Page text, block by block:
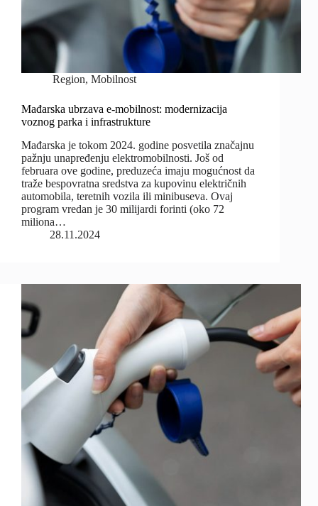
Region,Mobilnost
Mađarska ubrzava e-mobilnost: modernizacija
voznog parka i infrastrukture
Mađarska je tokom 2024. godine posvetila značajnu
pažnju unapređenju elektromobilnosti. Još od
februara ove godine, preduzeća imaju mogućnost da
traže bespovratna sredstva za kupovinu električnih
automobila, teretnih vozila ili minibuseva. Ovaj
program vredan je 30 milijardi forinti (oko 72
miliona…
28.11.2024